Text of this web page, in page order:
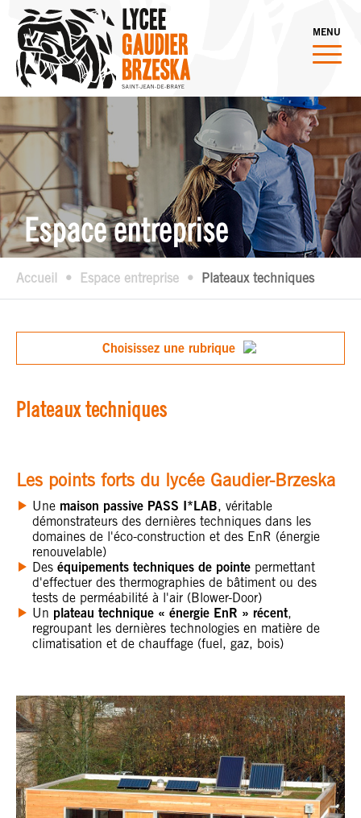
MENU
Espace entreprise
Accueil Espace entreprise Plateaux techniques
Plateaux techniques
Les points forts du lycée Gaudier-Brzeska
Une maison passive PASS I*LAB, véritable
démonstrateurs des dernières techniques dans les
domaines de l'éco-construction et des EnR (énergie
renouvelable)
Des équipements techniques de pointe permettant
d'effectuer des thermographies de bâtiment ou des
tests de perméabilité à l'air (Blower-Door)
Un plateau technique « énergie EnR » récent,
regroupant les dernières technologies en matière de
climatisation et de chauffage (fuel, gaz, bois)
Choisissez une rubrique